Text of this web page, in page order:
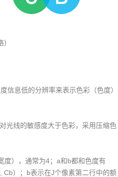
息低的分辨率来表示色彩（色度）
光线的敏感度大于色彩，采用压缩色
度），通常为4；a和b都和色度有
Cb）；b表示在J个像素第二行中的额